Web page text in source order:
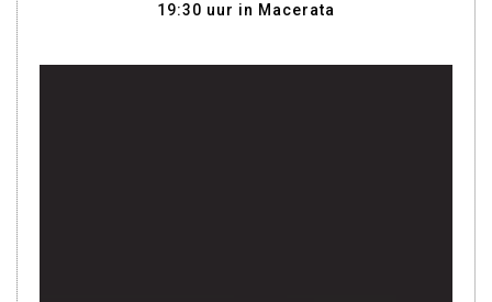
19:30 uur in Macerata